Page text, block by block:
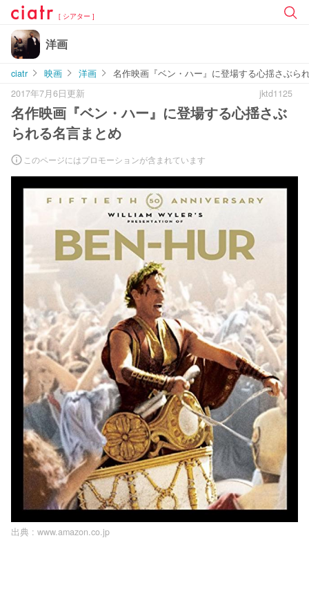
[ シアター ]
洋画
ciatr 映画 洋画
名作映画『ベン・ハー』に登場する心揺さぶら
2017年7月6日更新
jktd1125
名作映画『ベン・ハー』に登場する心揺さぶ
られる名言まとめ
このページにはプロモーションが含まれています
出典 : www.amazon.co.jp